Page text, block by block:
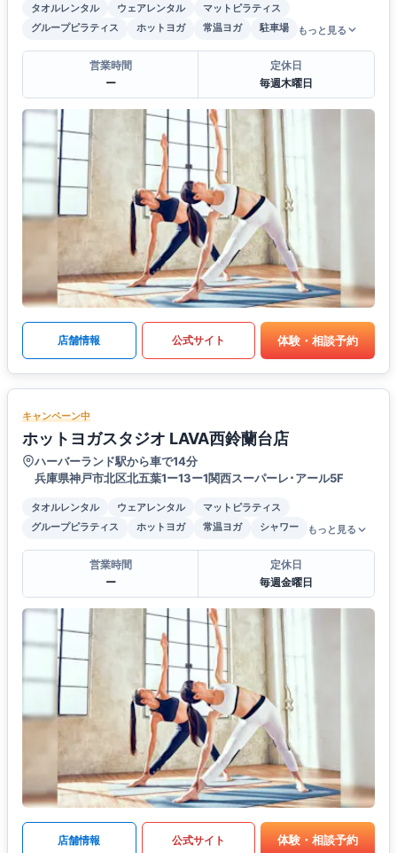
タオルレンタル ウェアレンタル
マットピラティス
グループピラティス
ホットヨガ 常温ヨガ 駐車場 もっと見る
営業時間
ー
定休日
毎週木曜日
店舗情報 公式サイト 体験・相談予約
キャンペーン中
ホットヨガスタジオ LAVA西鈴蘭台店
ハーバーランド駅から車で14分
兵庫県神戸市北区北五葉1ー13ー1関西スーパーレ･アール5F
タオルレンタル ウェアレンタル
マットピラティス
グループピラティス
ホットヨガ 常温ヨガ シャワー もっと見る
営業時間
ー
定休日
毎週金曜日
店舗情報 公式サイト 体験・相談予約